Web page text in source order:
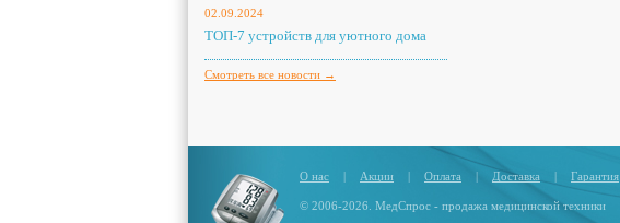
02.09.2024
ТОП-7 устройств для уютного дома
Смотреть все новости →
О нас | Акции | Оплата | Доставка | Гарантия
© 2006-2026. МедСпрос - продажа медицинской техники